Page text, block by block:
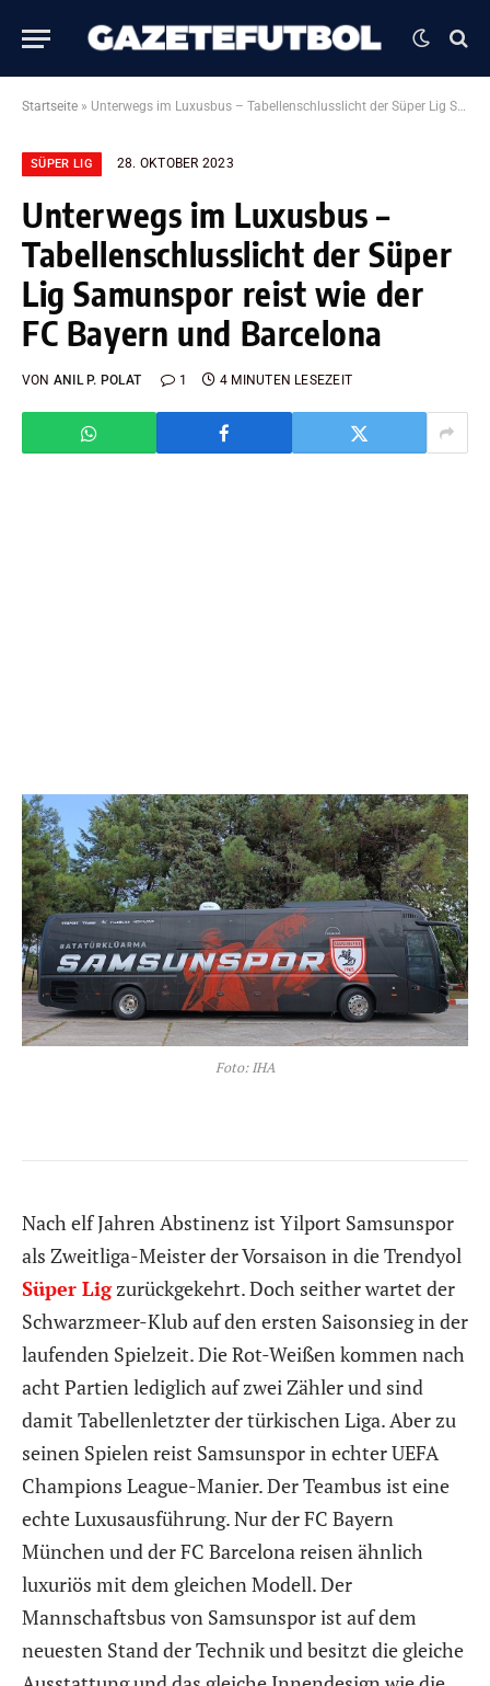
Startseite » Unterwegs im Luxusbus – Tabellenschlusslicht der Süper Lig Samunspor reist wie der FC Bayern und Barcelona
SÜPER LIG 28. OKTOBER 2023
Unterwegs im Luxusbus –
Tabellenschlusslicht der Süper
Lig Samunspor reist wie der
FC Bayern und Barcelona
VON ANIL P. POLAT 1 4 MINUTEN LESEZEIT
Foto: IHA
Nach elf Jahren Abstinenz ist Yilport Samsunspor
als Zweitliga-Meister der Vorsaison in die Trendyol
Süper Ligzurückgekehrt. Doch seither wartet der
Schwarzmeer-Klub auf den ersten Saisonsieg in der
laufenden Spielzeit. Die Rot-Weißen kommen nach
acht Partien lediglich auf zwei Zähler und sind
damit Tabellenletzter der türkischen Liga. Aber zu
seinen Spielen reist Samsunspor in echter UEFA
Champions League-Manier. Der Teambus ist eine
echte Luxusausführung. Nur der FC Bayern
München und der FC Barcelona reisen ähnlich
luxuriös mit dem gleichen Modell. Der
Mannschaftsbus von Samsunspor ist auf dem
neuesten Stand der Technik und besitzt die gleiche